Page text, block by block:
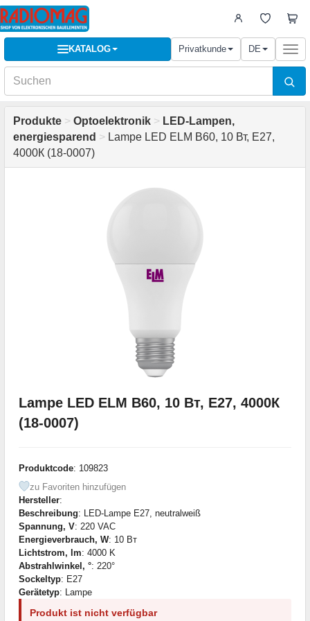
KATALOG Privatkunde DE
Produkte > Optoelektronik > LED-Lampen,
energiesparend > Lampe LED ELM B60, 10 Вт, Е27,
4000К (18-0007)
Lampe LED ELM B60, 10 Вт, Е27, 4000К
(18-0007)
Produktcode: 109823
zu Favoriten hinzufügen
Hersteller:
Beschreibung: LED-Lampe E27, neutralweiß
Spannung, V: 220 VAC
Energieverbrauch, W: 10 Вт
Lichtstrom, lm: 4000 K
Abstrahlwinkel, °: 220°
Sockeltyp: E27
Gerätetyp: Lampe
Produkt ist nicht verfügbar